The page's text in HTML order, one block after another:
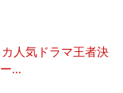
人気ドラマ王者決
...